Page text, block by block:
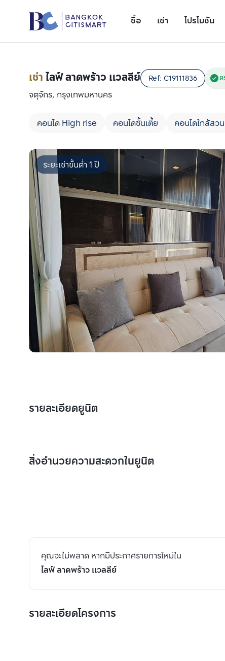
ซื้อ เช่า โปรโมชัน
เช่าไลฟ์ ลาดพร้าว แวลลีย์ Ref: C19111836 ต
จตุจักร, กรุงเทพมหานคร
คอนโด High rise คอนโดชั้นเตี้ย คอนโดใกล้สวน
ระยะเช่าขั้นต่ำ 1 ปี
รายละเอียดยูนิต
สิ่งอำนวยความสะดวกในยูนิต
คุณจะไม่พลาด หากมีประกาศรายการใหม่ใน
ไลฟ์ ลาดพร้าว แวลลีย์
รายละเอียดโครงการ
เพิ่มยูนิตเปรียบเทียบ